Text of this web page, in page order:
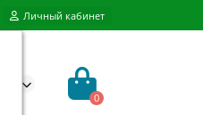
Личный кабинет
0